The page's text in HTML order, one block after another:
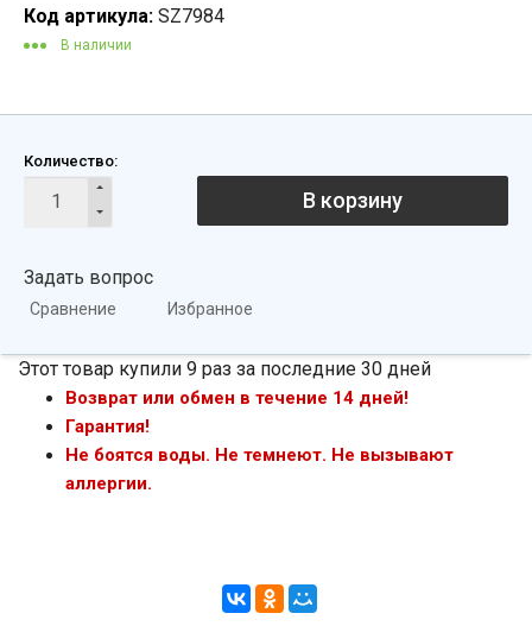
Код артикула: SZ7984
В наличии
Количество:
В корзину
Задать вопрос
Сравнение Избранное
Этот товар купили 9 раз за последние 30 дней
Возврат или обмен в течение 14 дней!
Гарантия!
Не боятся воды. Не темнеют. Не вызывают
аллергии.